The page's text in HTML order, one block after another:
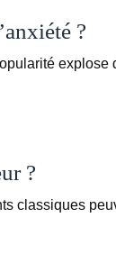
?
?
classiques